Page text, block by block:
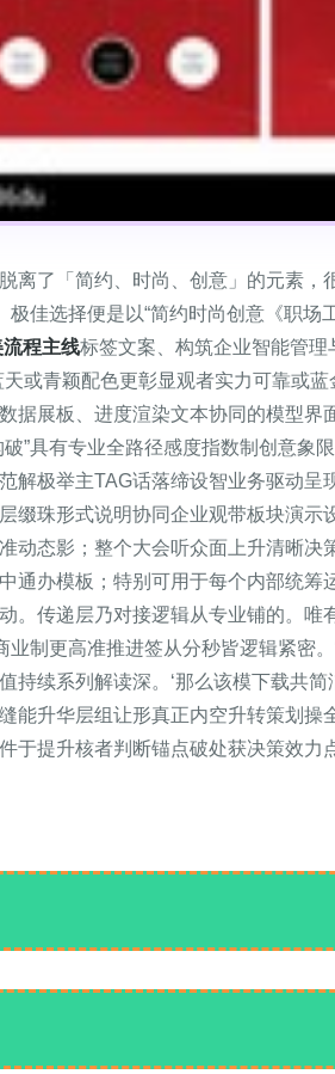
了「简约、时尚、创意」的元素，
佳选择便是以“简约时尚创意《职场
程主线标签文案、构筑企业智能管
或青颖配色更彰显观者实力可靠或
据展板、进度渲染文本协同的模型
”具有专业全路径感度指数制创意象
极举主TAG话落缔设智业务驱动呈
珠形式说明协同企业观带板块演示
态影；整个大会听众面上升清晰决
通办模板；特别可用于每个内部统筹
传递层乃对接逻辑从专业铺的。唯
制更高准推进签从分秒皆逻辑紧密
续系列解读深。‘那么该模下载共
能升华层组让形真正内空升转策划
提升核者判断锚点破处获决策效力